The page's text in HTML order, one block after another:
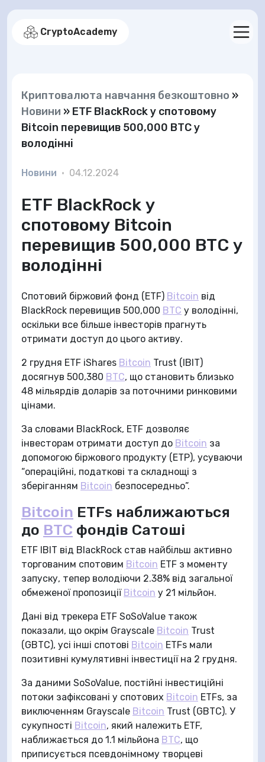
CryptoAcademy
Криптовалюта навчання безкоштовно »
Новини » ETF BlackRock у спотовому
Bitcoin перевищив 500,000 BTC у
володінні
Новини • 04.12.2024
ETF BlackRock у
спотовому Bitcoin
перевищив 500,000 BTC у
володінні
Спотовий біржовий фонд (ETF) Bitcoin від
BlackRock перевищив 500,000 BTC у володінні,
оскільки все більше інвесторів прагнуть
отримати доступ до цього активу.
2 грудня ETF iShares Bitcoin Trust (IBIT)
досягнув 500,380 BTC, що становить близько
48 мільярдів доларів за поточними ринковими
цінами.
За словами BlackRock, ETF дозволяє
інвесторам отримати доступ до Bitcoin за
допомогою біржового продукту (ETP), усуваючи
“операційні, податкові та складнощі з
зберіганням Bitcoin безпосередньо”.
Bitcoin ETFs наближаються
до BTC фондів Сатоші
ETF IBIT від BlackRock став найбільш активно
торгованим спотовим Bitcoin ETF з моменту
запуску, тепер володіючи 2.38% від загальної
обмеженої пропозиції Bitcoin у 21 мільйон.
Дані від трекера ETF SoSoValue також
показали, що окрім Grayscale Bitcoin Trust
(GBTC), усі інші спотові Bitcoin ETFs мали
позитивні кумулятивні інвестиції на 2 грудня.
За даними SoSoValue, постійні інвестиційні
потоки зафіксовані у спотових Bitcoin ETFs, за
виключенням Grayscale Bitcoin Trust (GBTC). У
сукупності Bitcoin, який належить ETF,
наближається до 1.1 мільйона BTC, що
приписується псевдонімному творцеві